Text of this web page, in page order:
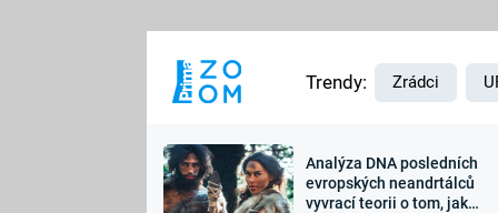
Výročí
Trendy: Zrádci
Analýza DNA posledních
evropských neandrtálců
vyvrací teorii o tom, jak